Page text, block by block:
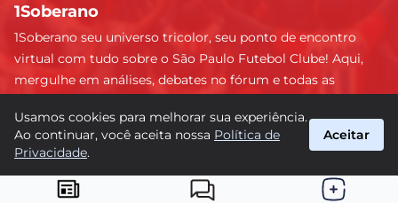
1Soberano
1Soberano seu universo tricolor, seu ponto de encontro
virtual com tudo sobre o São Paulo Futebol Clube! Aqui,
mergulhe em análises, debates no fórum e todas as
detalhe e faça parte dessa comunidade apaixonada pelo
tricolor paulista. #SPFC #SãoPaulo #1Soberano
Usamos cookies para melhorar sua experiência.
Ao continuar, você aceita nossa Política de
Privacidade.
Aceitar